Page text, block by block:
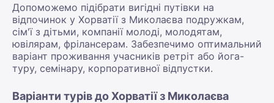
Допоможемо підібрати вигідні путівки на
відпочинок у Хорватії з Миколаєва подружкам,
сім'ї з дітьми, компанії молоді, молодятам,
ювілярам, фрілансерам. Забезпечимо оптимальний
варіант проживання учасників ретріт або йога-
туру, семінару, корпоративної відпустки.
Варіанти турів до Хорватії з Миколаєва